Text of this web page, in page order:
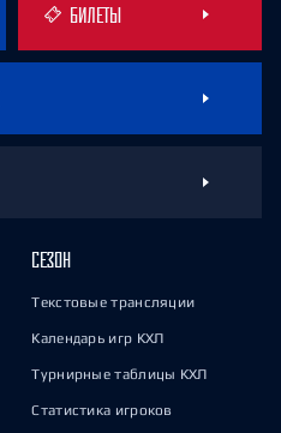
БИЛЕТЫ
СЕЗОН
Текстовые трансляции
Календарь игр КХЛ
Турнирные таблицы КХЛ
Статистика игроков